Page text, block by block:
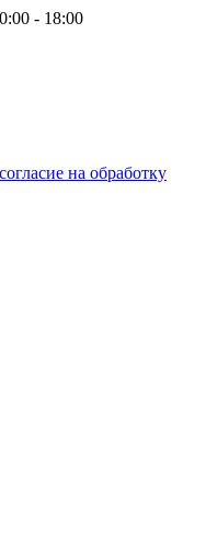
- 18:00
согласие на обработку